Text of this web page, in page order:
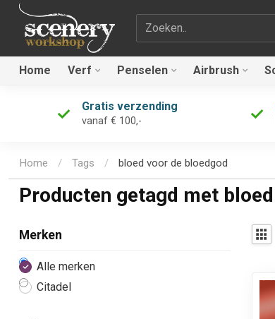
Zoekterm
Home Verf Penselen Airbrush
Gratis verzending
vanaf € 100,-
Home / Tags / bloed voor de bloedgod
Producten getagd met
Merken
Alle merken
Citadel